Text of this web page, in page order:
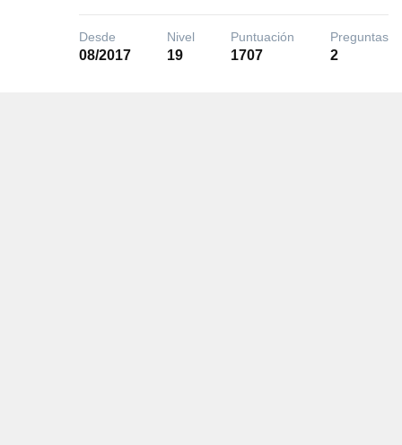
Desde
08/2017
Nivel
19
Puntuación
1707
Preguntas
2